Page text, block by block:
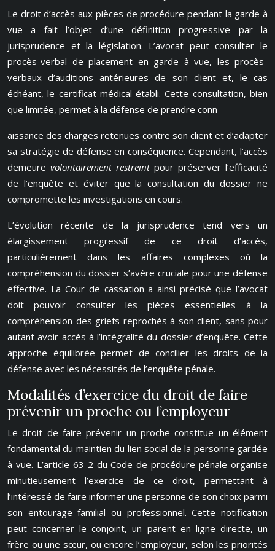
Le droit d’accès aux pièces de procédure pendant la garde à
vue a fait l’objet d’une définition progressive par la
jurisprudence et la législation. L’avocat peut consulter le
procès-verbal de placement en garde à vue, les procès-
verbaux d’auditions antérieures de son client et, le cas
échéant, le certificat médical établi. Cette consultation, bien
que limitée, permet à la défense de prendre conn
aissance des charges retenues contre son client et d’adapter
sa stratégie de défense en conséquence. Cependant, l’accès
demeure volontairement restreintpour préserver l’efficacité
de l’enquête et éviter que la consultation du dossier ne
compromette les investigations en cours.
L’évolution récente de la jurisprudence tend vers un
élargissement progressif de ce droit d’accès,
particulièrement dans les affaires complexes où la
compréhension du dossier s’avère cruciale pour une défense
effective. La Cour de cassation a ainsi précisé que l’avocat
doit pouvoir consulter les pièces essentielles à la
compréhension des griefs reprochés à son client, sans pour
autant avoir accès à l’intégralité du dossier d’enquête. Cette
approche équilibrée permet de concilier les droits de la
défense avec les nécessités de l’enquête pénale.
Modalités d’exercice du droit de faire
prévenir un proche ou l’employeur
Le droit de faire prévenir un proche constitue un élément
fondamental du maintien du lien social de la personne gardée
à vue. L’article 63-2 du Code de procédure pénale organise
minutieusement l’exercice de ce droit, permettant à
l’intéressé de faire informer une personne de son choix parmi
son entourage familial ou professionnel. Cette notification
peut concerner le conjoint, un parent en ligne directe, un
frère ou une sœur, ou encore l’employeur, selon les priorités